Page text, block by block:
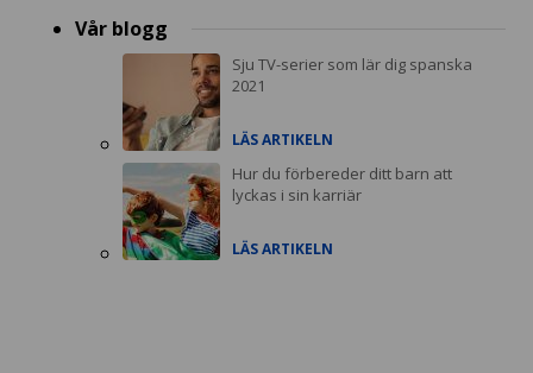
Vår blogg
Sju TV-serier som lär dig spanska
2021
LÄS ARTIKELN
Hur du förbereder ditt barn att
lyckas i sin karriär
LÄS ARTIKELN